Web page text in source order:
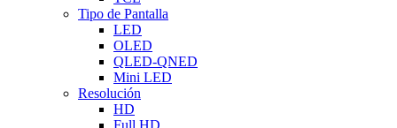
Tipo de Pantalla
LED
OLED
QLED-QNED
Mini LED
Resolución
HD
Full HD